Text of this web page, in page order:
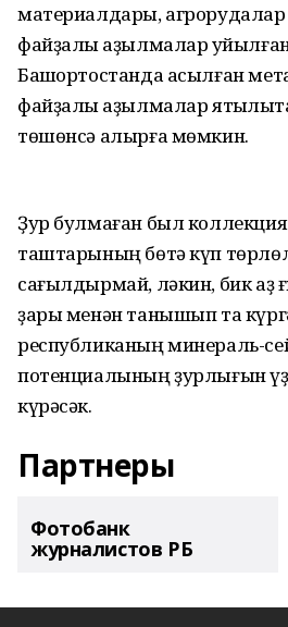
материалдары,
файҙалы ҡаҙылмалар
Башҡортостанда асылған
файҙалы ҡаҙылмалар
төшөнсә алырға мөмкин.
Ҙур булмаған был коллекция
таштарының бөтә күп
сағылдырмай, ләкин, бик аҙ
ҙары менән танышып та
республиканың минераль-
потенциалының ҙурлығын үҙ
күрәсәк.
Партнеры
Фотобанк
журналистов РБ